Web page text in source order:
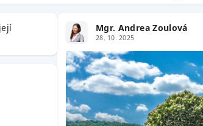
Mgr. Andrea Zoulová
28. 10. 2025